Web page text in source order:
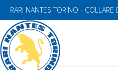
RARI NANTES TORINO -